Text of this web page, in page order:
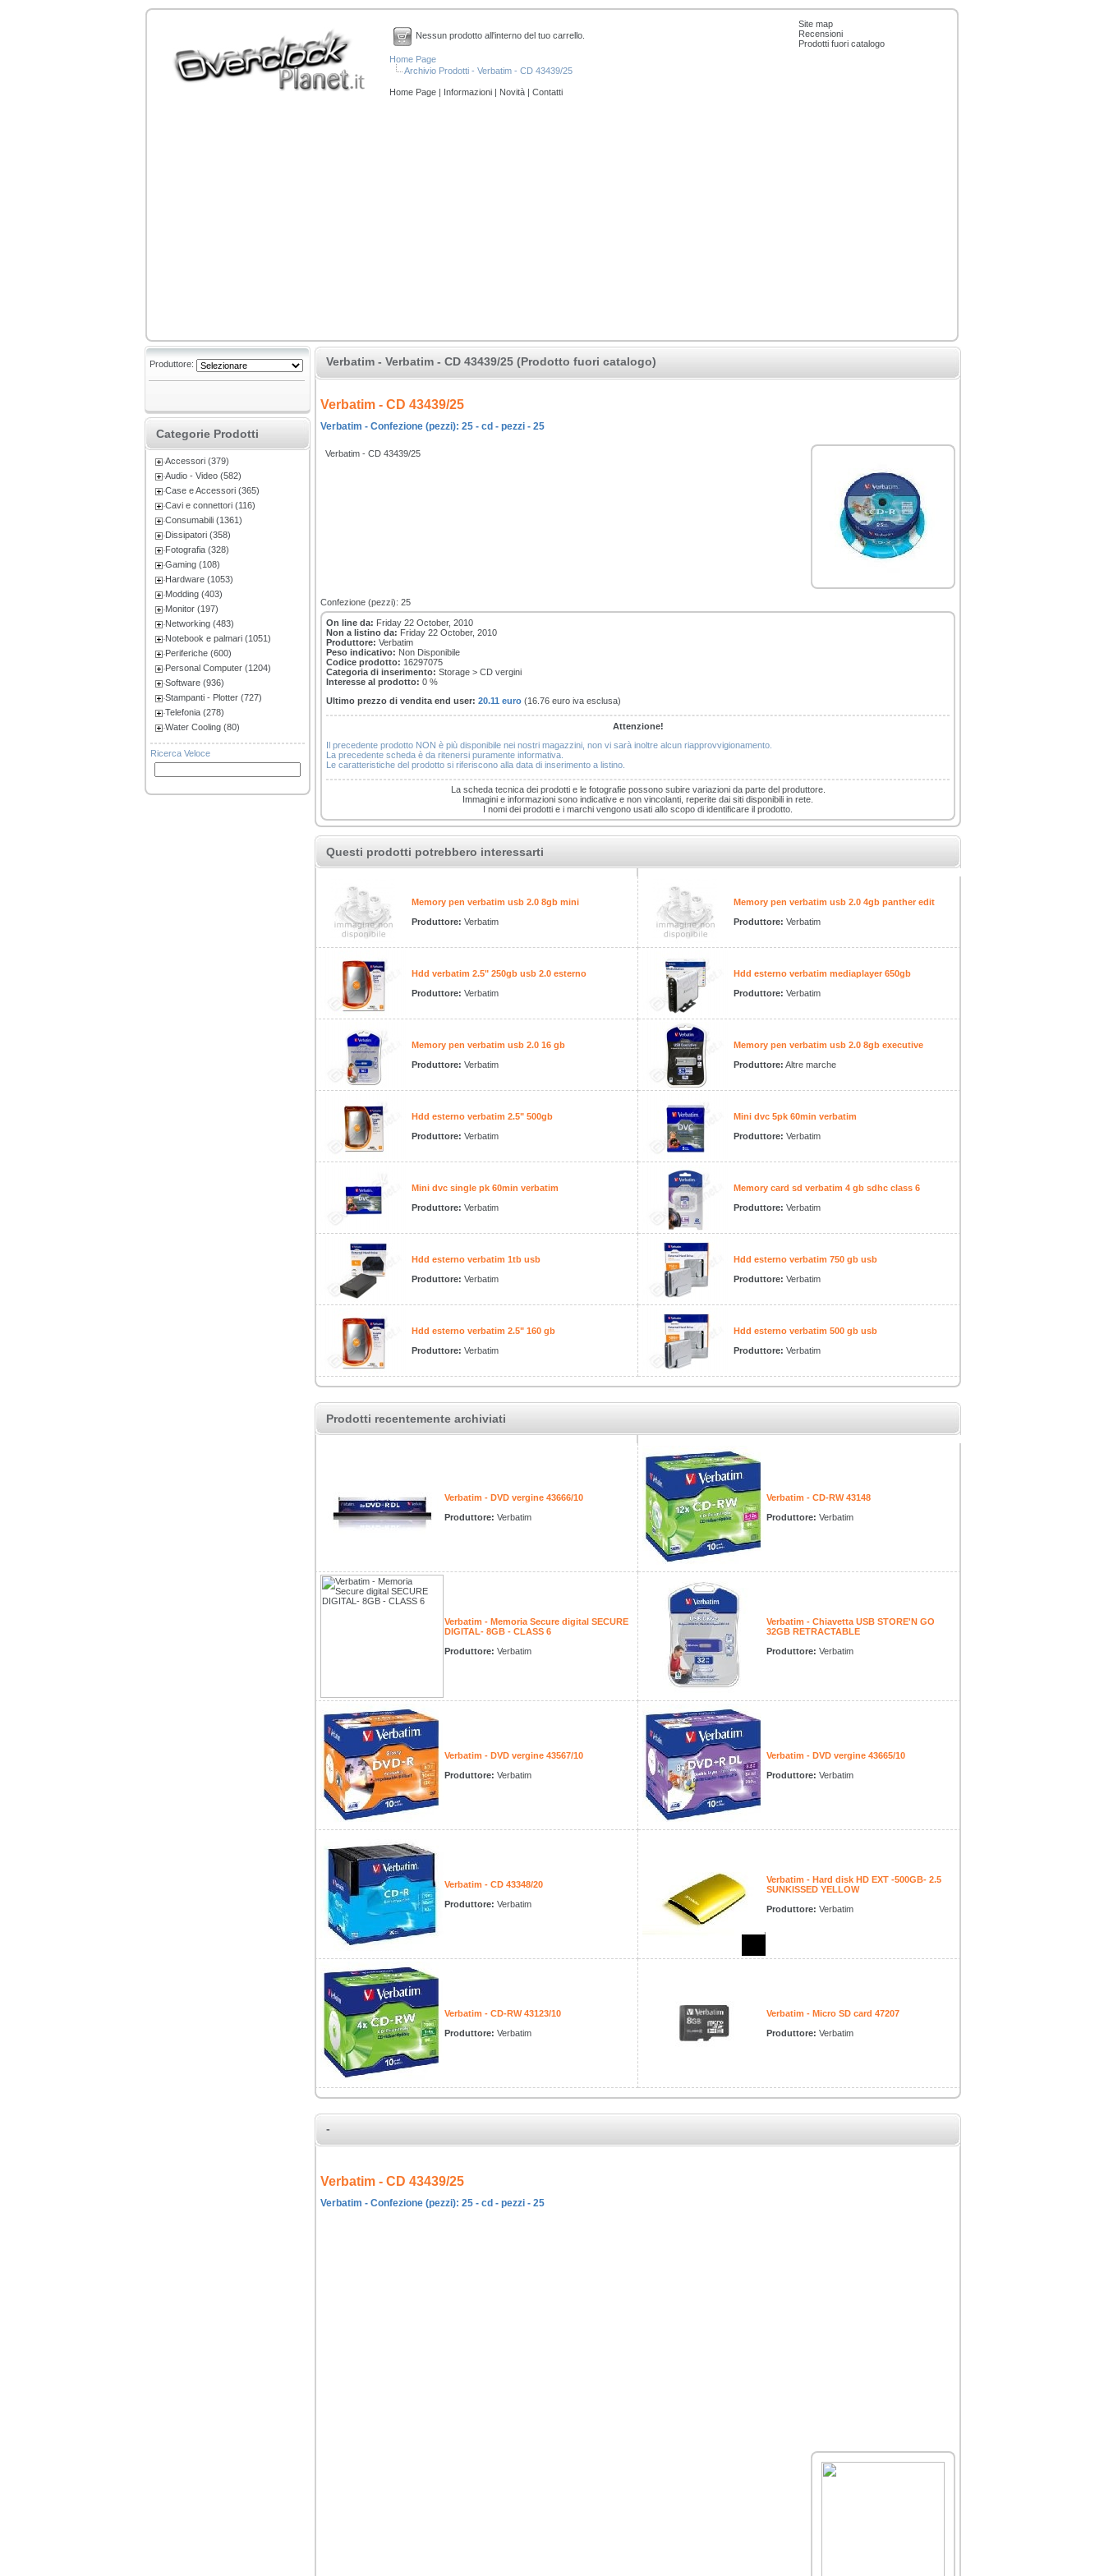
Nessun prodotto all'interno del tuo carrello.
Home Page
Archivio Prodotti - Verbatim - CD 43439/25
Site map
Recensioni
Prodotti fuori catalogo
Home Page | Informazioni | Novità | Contatti
Produttore:
Categorie Prodotti
Accessori (379)
Audio - Video (582)
Case e Accessori (365)
Cavi e connettori (116)
Consumabili (1361)
Dissipatori (358)
Fotografia (328)
Gaming (108)
Hardware (1053)
Modding (403)
Monitor (197)
Networking (483)
Notebook e palmari (1051)
Periferiche (600)
Personal Computer (1204)
Software (936)
Stampanti - Plotter (727)
Telefonia (278)
Water Cooling (80)
Ricerca Veloce
Verbatim - Verbatim - CD 43439/25 (Prodotto fuori catalogo)
Verbatim - CD 43439/25
Verbatim - Confezione (pezzi): 25 - cd - pezzi - 25
Verbatim - CD 43439/25
Confezione (pezzi): 25
On line da: Friday 22 October, 2010
Non a listino da: Friday 22 October, 2010
Produttore: Verbatim
Peso indicativo: Non Disponibile
Codice prodotto: 16297075
Categoria di inserimento: Storage > CD vergini
Interesse al prodotto: 0 %
Ultimo prezzo di vendita end user: 20.11 euro (16.76 euro iva esclusa)
Attenzione!
Il precedente prodotto NON è più disponibile nei nostri magazzini, non vi sarà inoltre alcun riapprovvigionamento.
La precedente scheda è da ritenersi puramente informativa.
Le caratteristiche del prodotto si riferiscono alla data di inserimento a listino.
La scheda tecnica dei prodotti e le fotografie possono subire variazioni da parte del produttore.
Immagini e informazioni sono indicative e non vincolanti, reperite dai siti disponibili in rete.
I nomi dei prodotti e i marchi vengono usati allo scopo di identificare il prodotto.
Questi prodotti potrebbero interessarti
Memory pen verbatim usb 2.0 8gb mini
Produttore: Verbatim
Memory pen verbatim usb 2.0 4gb panther edit
Produttore: Verbatim
Hdd verbatim 2.5" 250gb usb 2.0 esterno
Produttore: Verbatim
Hdd esterno verbatim mediaplayer 650gb
Produttore: Verbatim
Memory pen verbatim usb 2.0 16 gb
Produttore: Verbatim
Memory pen verbatim usb 2.0 8gb executive
Produttore: Altre marche
Hdd esterno verbatim 2.5" 500gb
Produttore: Verbatim
Mini dvc 5pk 60min verbatim
Produttore: Verbatim
Mini dvc single pk 60min verbatim
Produttore: Verbatim
Memory card sd verbatim 4 gb sdhc class 6
Produttore: Verbatim
Hdd esterno verbatim 1tb usb
Produttore: Verbatim
Hdd esterno verbatim 750 gb usb
Produttore: Verbatim
Hdd esterno verbatim 2.5" 160 gb
Produttore: Verbatim
Hdd esterno verbatim 500 gb usb
Produttore: Verbatim
Prodotti recentemente archiviati
Verbatim - DVD vergine 43666/10
Produttore: Verbatim
Verbatim - CD-RW 43148
Produttore: Verbatim
Verbatim - Memoria Secure digital SECURE
DIGITAL- 8GB - CLASS 6
Produttore: Verbatim
Verbatim - Chiavetta USB STORE'N GO
32GB RETRACTABLE
Produttore: Verbatim
Verbatim - DVD vergine 43567/10
Produttore: Verbatim
Verbatim - DVD vergine 43665/10
Produttore: Verbatim
Verbatim - CD 43348/20
Produttore: Verbatim
Verbatim - Hard disk HD EXT -500GB- 2.5
SUNKISSED YELLOW
Produttore: Verbatim
Verbatim - CD-RW 43123/10
Produttore: Verbatim
Verbatim - Micro SD card 47207
Produttore: Verbatim
-
Verbatim - CD 43439/25
Verbatim - Confezione (pezzi): 25 - cd - pezzi - 25